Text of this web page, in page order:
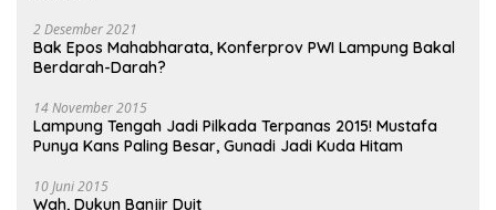
2 Desember 2021
Bak Epos Mahabharata, Konferprov PWI Lampung Bakal
Berdarah-Darah?
14 November 2015
Lampung Tengah Jadi Pilkada Terpanas 2015! Mustafa
Punya Kans Paling Besar, Gunadi Jadi Kuda Hitam
10 Juni 2015
Wah, Dukun Banjir Duit